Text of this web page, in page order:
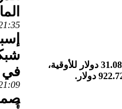
وبالنسبة للمعادن النفيسة الأخرى، استقرت الفضة في المعاملات الفورية عند 31.08 دولار للأوقية،
في